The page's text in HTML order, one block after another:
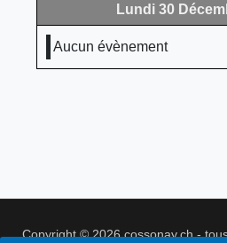
Lundi 30
Aucun évènement
Copyright © 2026 cossonay.ch -